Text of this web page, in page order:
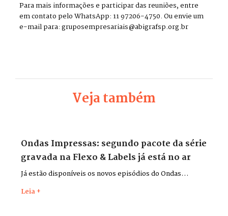
Para mais informações e participar das reuniões, entre
em contato pelo WhatsApp: 11 97206-4750. Ou envie um
e-mail para: gruposempresariais@abigrafsp.org.br
Veja também
Ondas Impressas: segundo pacote da série
gravada na Flexo & Labels já está no ar
Já estão disponíveis os novos episódios do Ondas
Pack 2026, que aconteceu entre os dias 26 e 29 de maio,
Leia +